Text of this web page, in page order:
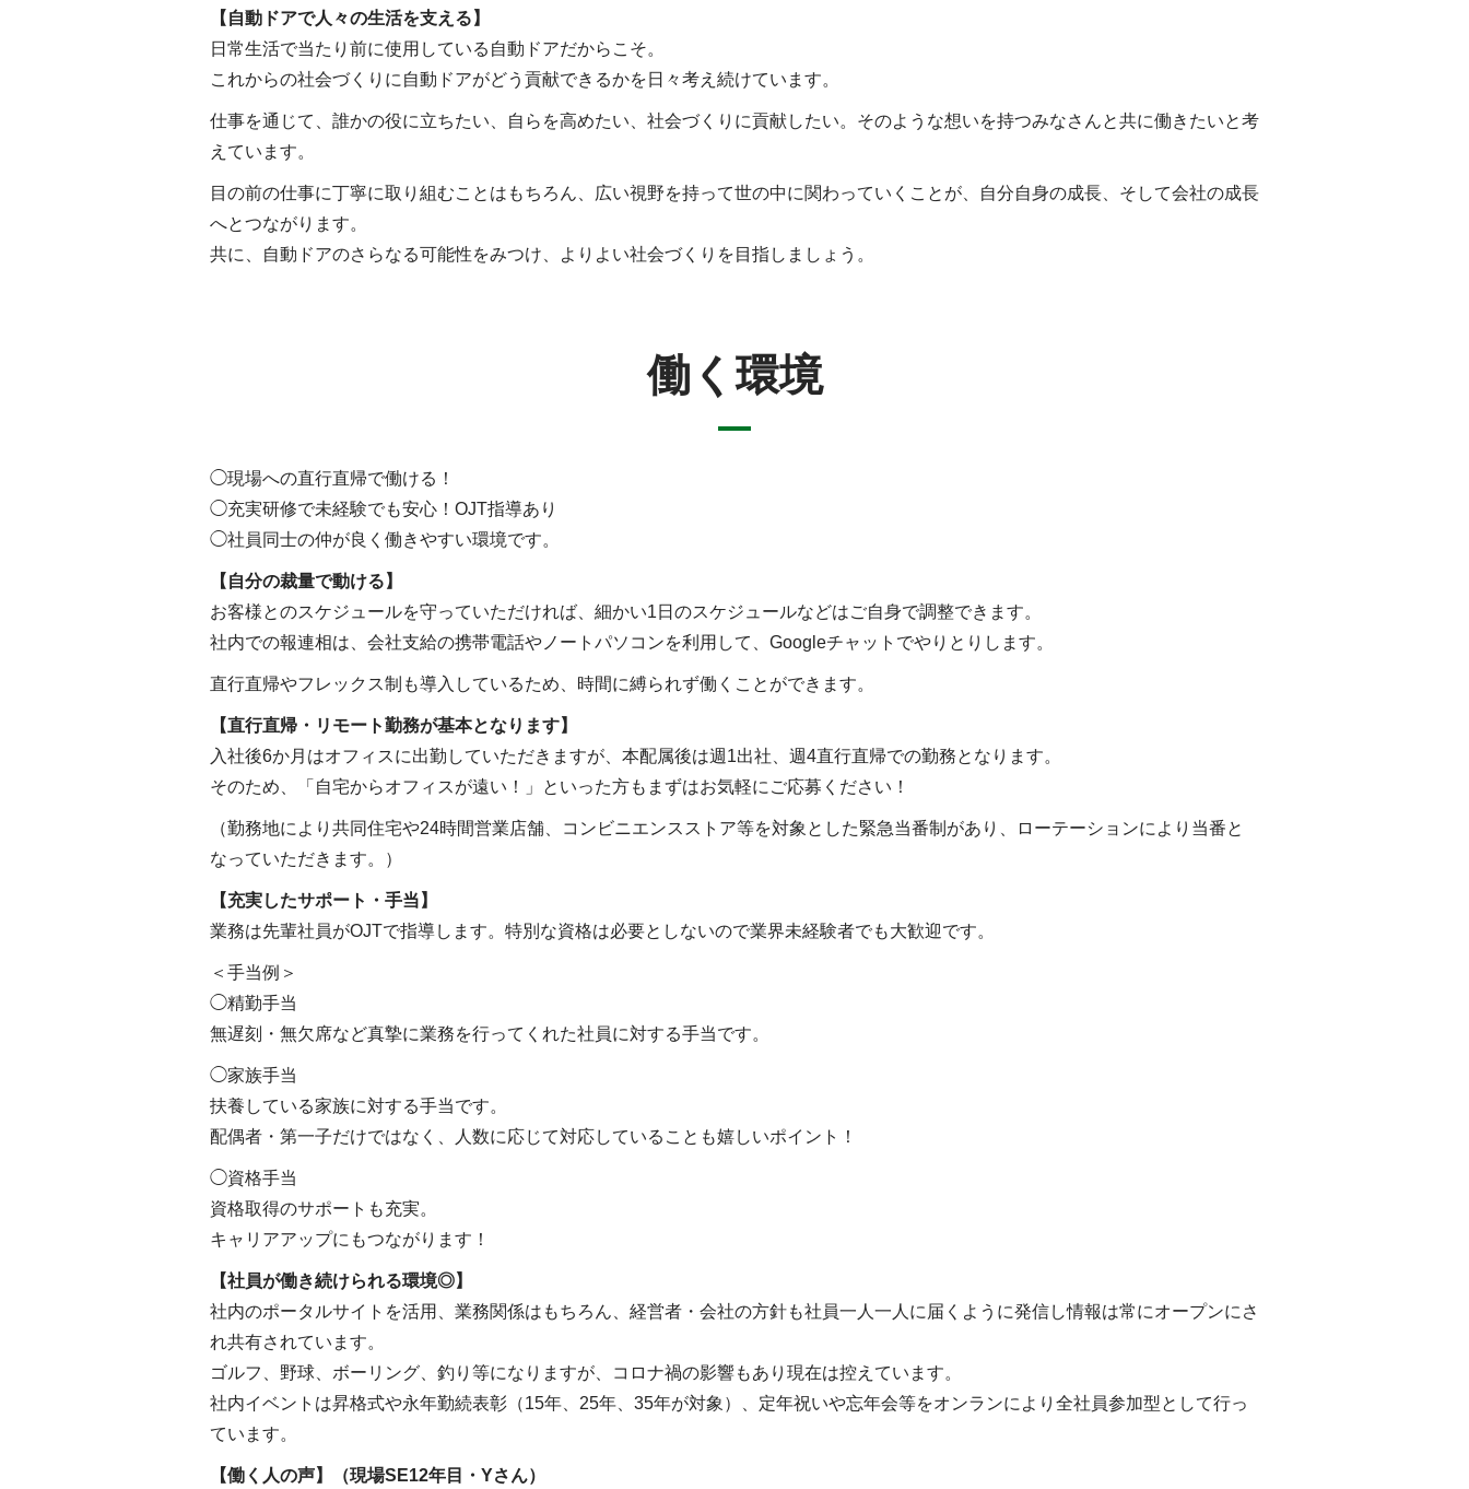
【自動ドアで人々の生活を支える】
日常生活で当たり前に使用している自動ドアだからこそ。
これからの社会づくりに自動ドアがどう貢献できるかを日々考え続けています。
仕事を通じて、誰かの役に立ちたい、自らを高めたい、社会づくりに貢献したい。そのような想いを持つみなさんと共に働きたいと考
えています。
目の前の仕事に丁寧に取り組むことはもちろん、広い視野を持って世の中に関わっていくことが、自分自身の成長、そして会社の成長
へとつながります。
共に、自動ドアのさらなる可能性をみつけ、よりよい社会づくりを目指しましょう。
働く環境
◯現場への直行直帰で働ける！
◯充実研修で未経験でも安心！OJT指導あり
◯社員同士の仲が良く働きやすい環境です。
【自分の裁量で動ける】
お客様とのスケジュールを守っていただければ、細かい1日のスケジュールなどはご自身で調整できます。
社内での報連相は、会社支給の携帯電話やノートパソコンを利用して、Googleチャットでやりとりします。
直行直帰やフレックス制も導入しているため、時間に縛られず働くことができます。
【直行直帰・リモート勤務が基本となります】
入社後6か月はオフィスに出勤していただきますが、本配属後は週1出社、週4直行直帰での勤務となります。
そのため、「自宅からオフィスが遠い！」といった方もまずはお気軽にご応募ください！
（勤務地により共同住宅や24時間営業店舗、コンビニエンスストア等を対象とした緊急当番制があり、ローテーションにより当番と
なっていただきます。）
【充実したサポート・手当】
業務は先輩社員がOJTで指導します。特別な資格は必要としないので業界未経験者でも大歓迎です。
＜手当例＞
◯精勤手当
無遅刻・無欠席など真摯に業務を行ってくれた社員に対する手当です。
◯家族手当
扶養している家族に対する手当です。
配偶者・第一子だけではなく、人数に応じて対応していることも嬉しいポイント！
◯資格手当
資格取得のサポートも充実。
キャリアアップにもつながります！
【社員が働き続けられる環境◎】
社内のポータルサイトを活用、業務関係はもちろん、経営者・会社の方針も社員一人一人に届くように発信し情報は常にオープンにさ
れ共有されています。
ゴルフ、野球、ボーリング、釣り等になりますが、コロナ禍の影響もあり現在は控えています。
社内イベントは昇格式や永年勤続表彰（15年、25年、35年が対象）、定年祝いや忘年会等をオンランにより全社員参加型として行っ
ています。
【働く人の声】（現場SE12年目・Yさん）